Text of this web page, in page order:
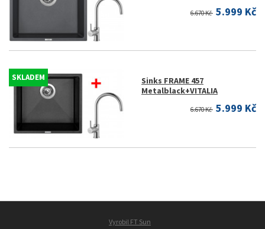
6.670 Kč 5.999 Kč
SKLADEM
Sinks FRAME 457
Metalblack+VITALIA
6.670 Kč 5.999 Kč
Vyrobil FT Sun